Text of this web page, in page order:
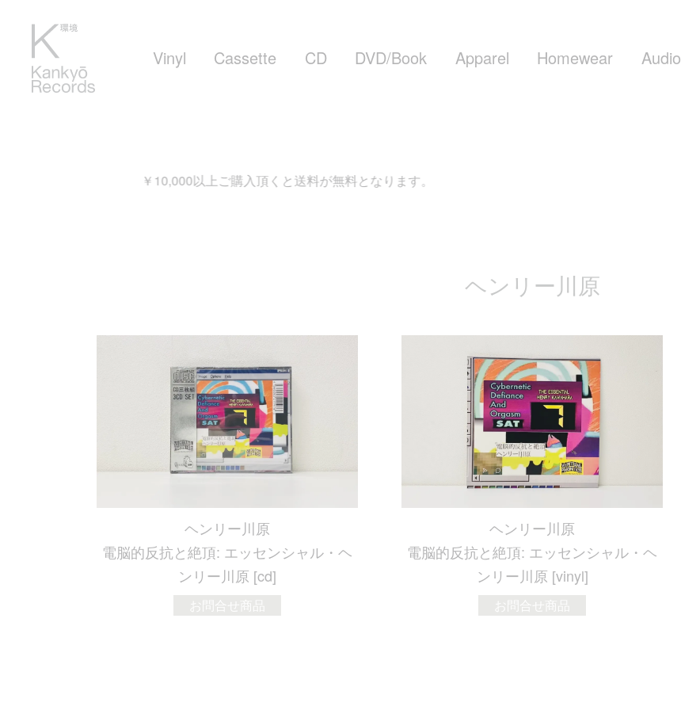
Vinyl Cassette CD DVD/Book Apparel Homewear Audio
￥10,000以上ご購入頂くと送料が無料となります。
ヘンリー川原
ヘンリー川原
電脳的反抗と絶頂: エッセンシャル・ヘ
ンリー川原 [cd]
お問合せ商品
ヘンリー川原
電脳的反抗と絶頂: エッセンシャル・ヘ
ンリー川原 [vinyl]
お問合せ商品